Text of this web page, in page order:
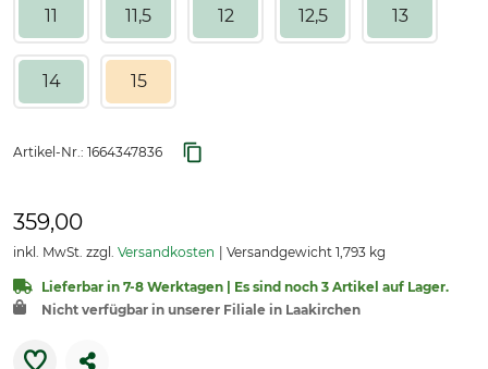
11 11,5 12 12,5 13
14 15
Artikel-Nr.: 1664347836
359,00
inkl. MwSt. zzgl. Versandkosten Versandgewicht 1,793 kg
Lieferbar in 7-8 Werktagen | Es sind noch 3 Artikel auf Lager.
Nicht verfügbar in unserer Filiale in Laakirchen